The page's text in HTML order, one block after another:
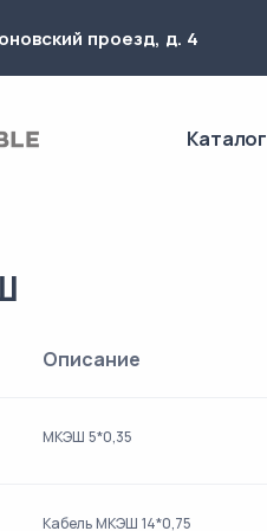
проезд, д. 4
Каталог
Описание
МКЭШ 5*0,35
Кабель МКЭШ 14*0,75